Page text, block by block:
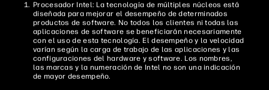
Procesador Intel: La tecnología de múltiples núcleos está
diseñada para mejorar el desempeño de determinados
productos de software. No todos los clientes ni todas las
aplicaciones de software se beneficiarán necesariamente
con el uso de esta tecnología. El desempeño y la velocidad
varían según la carga de trabajo de las aplicaciones y las
configuraciones del hardware y software. Los nombres,
las marcas y la numeración de Intel no son una indicación
de mayor desempeño.